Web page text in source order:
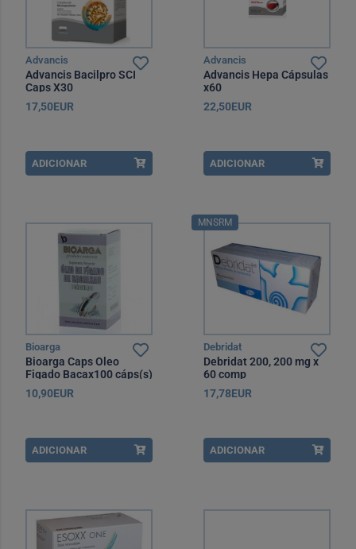
Advancis
Advancis Bacilpro SCI
Caps X30
17,50EUR
ADICIONAR
Advancis
Advancis Hepa Cápsulas
x60
22,50EUR
ADICIONAR
Bioarga
Bioarga Caps Oleo
Figado Bacax100 cáps(s)
10,90EUR
ADICIONAR
MNSRM
Debridat
Debridat 200, 200 mg x
60 comp
17,78EUR
ADICIONAR